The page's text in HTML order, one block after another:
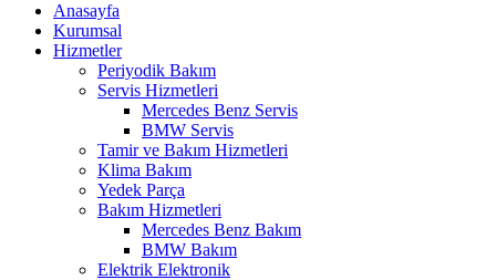
Anasayfa
Kurumsal
Hizmetler
Periyodik Bakım
Servis Hizmetleri
Mercedes Benz Servis
BMW Servis
Tamir ve Bakım Hizmetleri
Klima Bakım
Yedek Parça
Bakım Hizmetleri
Mercedes Benz Bakım
BMW Bakım
Elektrik Elektronik